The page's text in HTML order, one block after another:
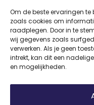
Om de beste ervaringen
zoals cookies om
raadplegen. Door in te
wij gegevens zoals
verwerken. Als je geen
intrekt, kan dit een
en mogelijkheden.
info.nl.
Wist
Je lichaam
lever, soms